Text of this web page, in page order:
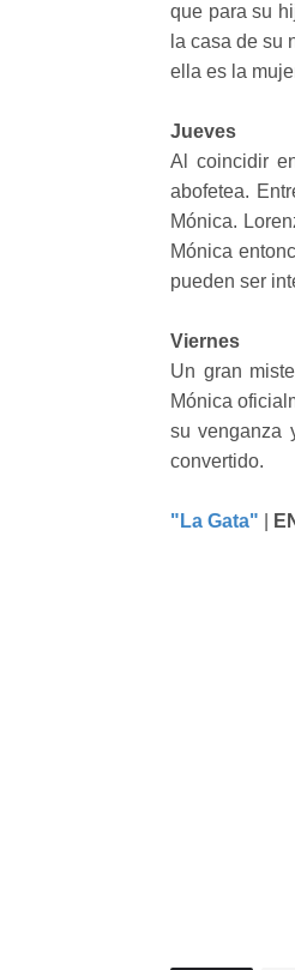
que para su
la casa de su
ella es la
Jueves
Al coincidir
abofetea.
Mónica.
Mónica
pueden ser
Viernes
Un gran
Mónica
su venganza
convertido.
"La Gata"